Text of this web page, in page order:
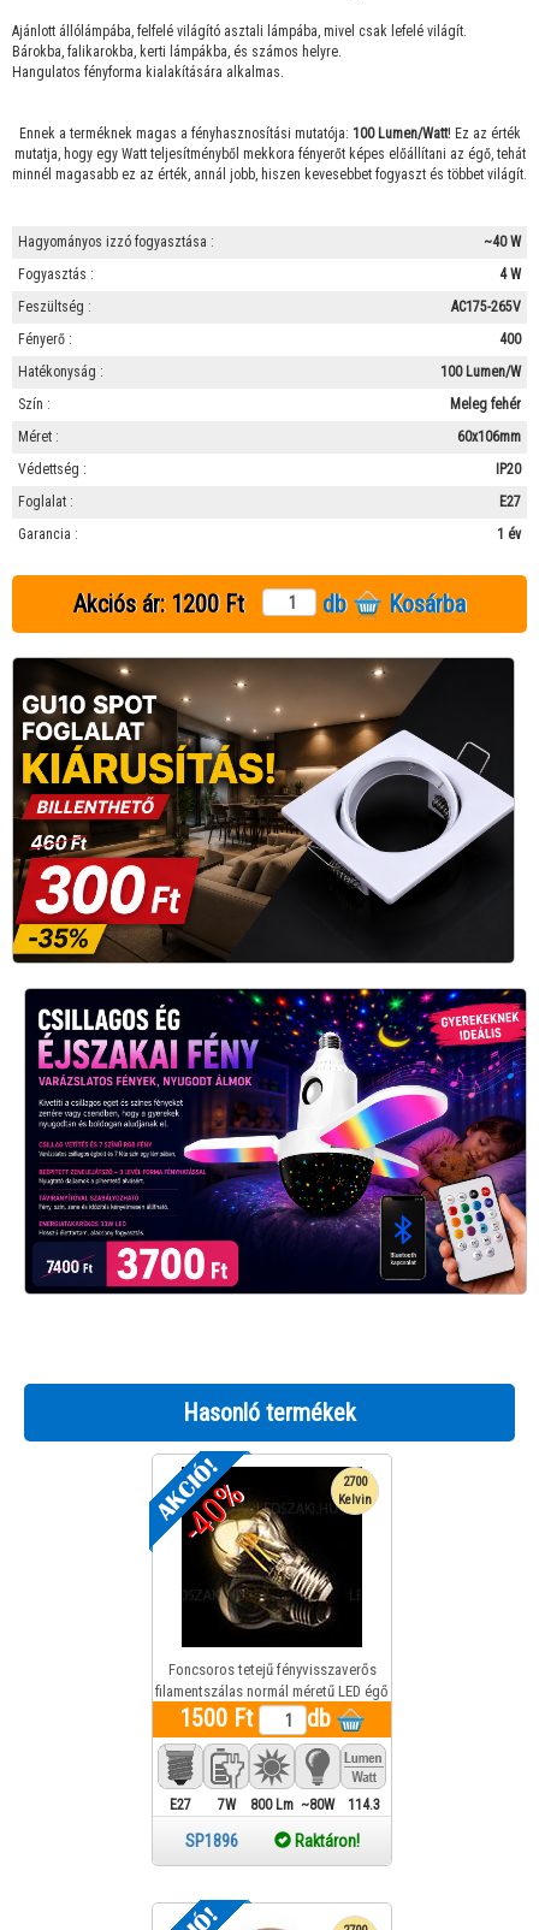
Ajánlott állólámpába, felfelé világító asztali lámpába, mivel csak lefelé világít.
Bárokba, falikarokba, kerti lámpákba, és számos helyre.
Hangulatos fényforma kialakítására alkalmas.
Ennek a terméknek magas a fényhasznosítási mutatója: 100 Lumen/Watt! Ez az érték
mutatja, hogy egy Watt teljesítményből mekkora fényerőt képes előállítani az égő, tehát
minnél magasabb ez az érték, annál jobb, hiszen kevesebbet fogyaszt és többet világít.
Hagyományos izzó fogyasztása :
~40 W
Fogyasztás :
4 W
Feszültség :
AC175-265V
Fényerő :
400
Hatékonyság :
100 Lumen/W
Szín :
Meleg fehér
Méret :
60x106mm
Védettség :
IP20
Foglalat :
E27
Garancia :
1 év
Akciós ár: 1200 Ft db Kosárba
Hasonló termékek
-40%
2700
Kelvin
Foncsoros tetejű fényvisszaverős
filamentszálas normál méretű LED égő
7W 800Lumen melegfehér (arany)
1500 Ft db
E27 7W 800 Lm ~80W 114.3
SP1896 Raktáron!